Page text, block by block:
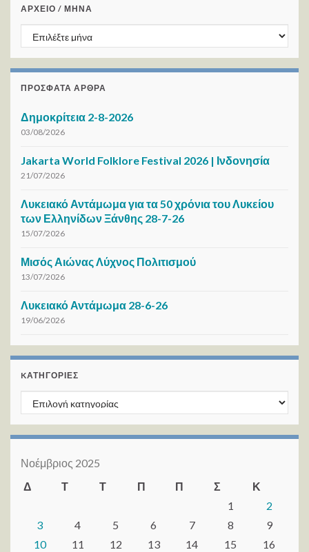
ΑΡΧΕΙΟ / ΜΗΝΑ
ΑΡΧΕΙΟ / ΜΗΝΑ
ΠΡΌΣΦΑΤΑ ΆΡΘΡΑ
Δημοκρίτεια 2-8-2026
03/08/2026
Jakarta World Folklore Festival 2026 | Ινδονησία
21/07/2026
Λυκειακό Αντάμωμα για τα 50 χρόνια του Λυκείου
των Ελληνίδων Ξάνθης 28-7-26
15/07/2026
Μισός Αιώνας Λύχνος Πολιτισμού
13/07/2026
Λυκειακό Αντάμωμα 28-6-26
19/06/2026
KΑΤΗΓΟΡΊΕΣ
Kατηγορίες
Νοέμβριος 2025
Δ
Τ Τ Π Π Σ
Κ
1
2
3
4 5 6 7 8
9
10
11 12 13 14 15
16